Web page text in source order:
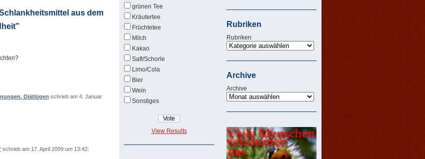
aus dem
Diätlügen schrieb am 4. Januar
schrieb am 17. April 2009 um 13:42:
grünen Tee
Kräutertee
Früchtetee
Milch
Kakao
Saft/Schorle
Limo/Cola
Bier
Wein
Sonstiges
View Results
Rubriken
Rubriken
Archive
Archive